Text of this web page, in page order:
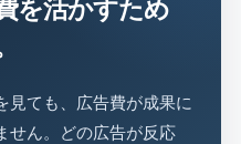
を活かすため
見ても、広告費が成果に
せん。どの広告が反応